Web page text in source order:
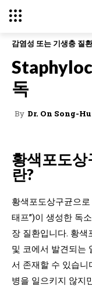
감염성 또는 기생충 질환
독
By Dr. On Song-
황색포도상
란?
황색포도상구균으
태프”)이 생성한 독
장 질환입니다. 황
및 코에서 발견되는
서 존재할 수 있습니
병을 일으키지 않지